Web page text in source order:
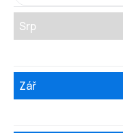
Srp
Zář